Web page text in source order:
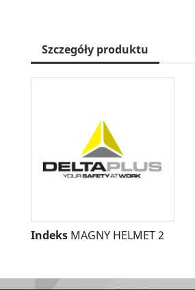
Szczegóły produktu
Indeks MAGNY HELMET 2